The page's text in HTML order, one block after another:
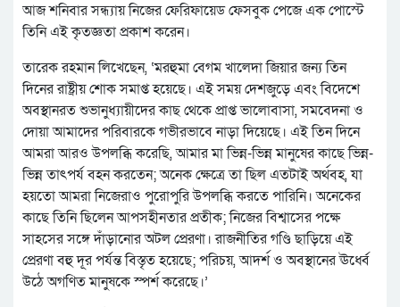
আজ শনিবার সন্ধ্যায় নিজের ফেরিফায়েড ফেসবুক পেজে এক পোস্টে
তিনি এই কৃতজ্ঞতা প্রকাশ করেন।
তারেক রহমান লিখেছেন, ‘মরহুমা বেগম খালেদা জিয়ার জন্য তিন
দিনের রাষ্ট্রীয় শোক সমাপ্ত হয়েছে। এই সময় দেশজুড়ে এবং বিদেশে
অবস্থানরত শুভানুধ্যায়ীদের কাছ থেকে প্রাপ্ত ভালোবাসা, সমবেদনা ও
দোয়া আমাদের পরিবারকে গভীরভাবে নাড়া দিয়েছে। এই তিন দিনে
আমরা আরও উপলব্ধি করেছি, আমার মা ভিন্ন-ভিন্ন মানুষের কাছে ভিন্ন-
ভিন্ন তাৎপর্য বহন করতেন; অনেক ক্ষেত্রে তা ছিল এতটাই অর্থবহ, যা
হয়তো আমরা নিজেরাও পুরোপুরি উপলব্ধি করতে পারিনি। অনেকের
কাছে তিনি ছিলেন আপসহীনতার প্রতীক; নিজের বিশ্বাসের পক্ষে
সাহসের সঙ্গে দাঁড়ানোর অটল প্রেরণা। রাজনীতির গণ্ডি ছাড়িয়ে এই
প্রেরণা বহু দূর পর্যন্ত বিস্তৃত হয়েছে; পরিচয়, আদর্শ ও অবস্থানের ঊর্ধ্বে
উঠে অগণিত মানুষকে স্পর্শ করেছে।’